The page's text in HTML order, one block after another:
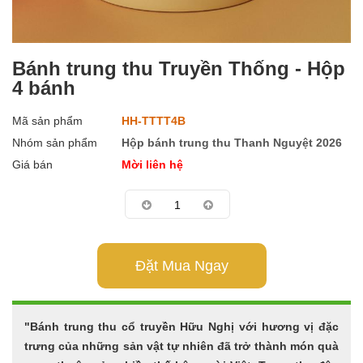
Bánh trung thu Truyền Thống - Hộp
4 bánh
Mã sản phẩm
HH-TTTT4B
Nhóm sản phẩm
Hộp bánh trung thu Thanh Nguyệt 2026
Giá bán
Mời liên hệ
Đặt Mua Ngay
"Bánh trung thu cổ truyền Hữu Nghị với hương vị đặc
trưng của những sản vật tự nhiên đã trở thành món quà